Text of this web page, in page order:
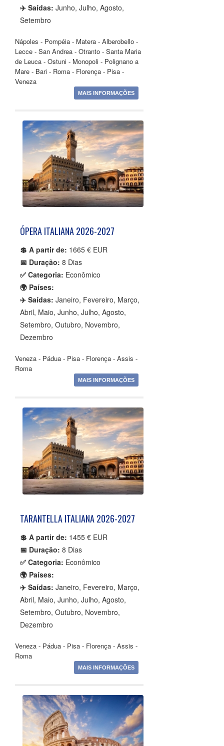
✈️ Saídas: Junho, Julho, Agosto,
Setembro
Nápoles - Pompéia - Matera - Alberobello -
Lecce - San Andrea - Otranto - Santa Maria
de Leuca - Ostuni - Monopoli - Polignano a
Mare - Bari - Roma - Florença - Pisa -
Veneza
MAIS INFORMAÇÕES
ÓPERA ITALIANA 2026-2027
💲 A partir de: 1665 € EUR
📅 Duração: 8 Dias
✅ Categoria: Econômico
🌍 Países:
✈️ Saídas: Janeiro, Fevereiro, Março,
Abril, Maio, Junho, Julho, Agosto,
Setembro, Outubro, Novembro,
Dezembro
Veneza - Pádua - Pisa - Florença - Assis -
Roma
MAIS INFORMAÇÕES
TARANTELLA ITALIANA 2026-2027
💲 A partir de: 1455 € EUR
📅 Duração: 8 Dias
✅ Categoria: Econômico
🌍 Países:
✈️ Saídas: Janeiro, Fevereiro, Março,
Abril, Maio, Junho, Julho, Agosto,
Setembro, Outubro, Novembro,
Dezembro
Veneza - Pádua - Pisa - Florença - Assis -
Roma
MAIS INFORMAÇÕES